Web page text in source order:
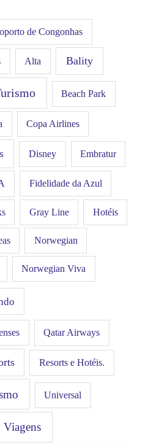
de Congonhas
Alta Bality
Beach Park
Copa Airlines
Disney Embratur
Fidelidade da Azul
Gray Line Hotéis
Norwegian
Norwegian Viva
Qatar Airways
Resorts e Hotéis.
Universal
Viagens